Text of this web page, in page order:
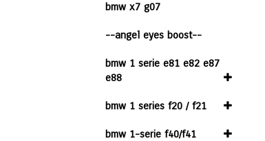
bmw x7 g07
--angel eyes boost--
bmw 1 serie e81 e82 e87
e88
bmw 1 series f20 / f21
bmw 1-serie f40/f41